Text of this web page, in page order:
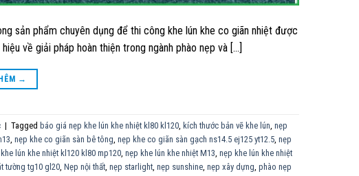
sản phẩm chuyên dụng để thi công khe lún khe co giãn nhiệt được
về giải pháp hoàn thiện trong ngành phào nẹp và […]
→
| Tagged báo giá nẹp khe lún khe nhiệt kl80 kl120, kích thước bản vẽ khe lún, nẹp
, nẹp khe co giãn sàn bê tông, nẹp khe co giãn sàn gạch ns14.5 ej125 yt12.5, nẹp
lún khe nhiệt kl120 kl80 mp120, nẹp khe lún khe nhiệt M13, nẹp khe lún khe nhiệt
tường tg10 gl20, Nẹp nội thất, nẹp starlight, nẹp sunshine, nẹp xây dựng, phào nẹp